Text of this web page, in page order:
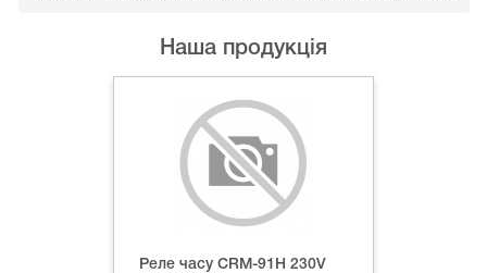
Наша продукція
Реле часу CRM-91H 230V